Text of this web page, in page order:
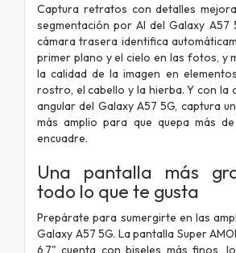
Captura retratos con detalles
segmentación por AI del Galaxy A57
cámara trasera identifica
primer plano y el cielo en las fotos, y
la calidad de la imagen en
rostro, el cabello y la hierba. Y con la
angular del Galaxy A57 5G, captura
más amplio para que quepa más
encuadre.
Una pantalla más
todo lo que te gusta
Prepárate para sumergirte en las
Galaxy A57 5G. La pantalla Super
6,7" cuenta con biseles más finos,